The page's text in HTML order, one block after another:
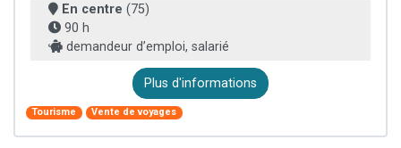
En centre (75)
90 h
demandeur d’emploi, salarié
Plus d'informations
Tourisme Vente de voyages